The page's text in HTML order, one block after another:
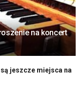
na koncert
jeszcze miejsca na